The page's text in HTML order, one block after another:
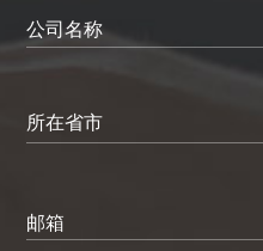
公司名称
所在省市
邮箱